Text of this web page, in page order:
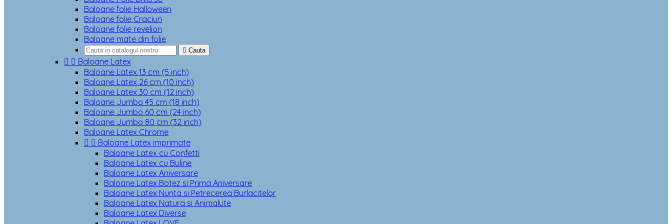
Baloane folie Halloween
Baloane folie Craciun
Baloane folie revelion
Baloane mate din folie
 Cauta
  Baloane Latex
Baloane Latex 13 cm (5 inch)
Baloane Latex 26 cm (10 inch)
Baloane Latex 30 cm (12 inch)
Baloane Jumbo 45 cm (18 inch)
Baloane Jumbo 60 cm (24 inch)
Baloane Jumbo 80 cm (32 inch)
Baloane Latex Chrome
  Baloane Latex imprimate
Baloane Latex cu Confetti
Baloane Latex cu Buline
Baloane Latex Aniversare
Baloane Latex Botez si Prima Aniversare
Baloane Latex Nunta si Petrecerea Burlacitelor
Baloane Latex Natura si Animalute
Baloane Latex Diverse